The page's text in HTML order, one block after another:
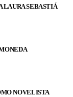
LAURA SEBASTIÁ
NOVELISTA